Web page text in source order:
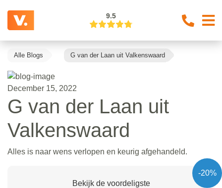
9.5
Alle Blogs G van der Laan uit Valkenswaard
December 15, 2022
G van der Laan uit
Valkenswaard
Alles is naar wens verlopen en keurig afgehandeld.
-20%
Bekijk de voordeligste